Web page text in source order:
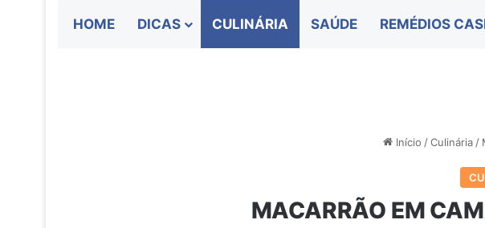
HOME DICAS CULINÁRIA SAÚDE REMÉDIOS
Início /Culinária /
MACARRÃO EM